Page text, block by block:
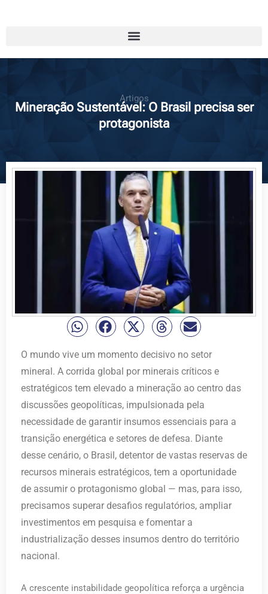
Artigos
Mineração Sustentável: O Brasil precisa ser
protagonista
O mundo vive um momento decisivo no setor
mineral. A corrida global por minerais críticos e
estratégicos tem elevado a mineração ao centro das
discussões geopolíticas, impulsionada pela
necessidade de garantir insumos essenciais para a
transição energética e setores de defesa. Diante
desse cenário, o Brasil, detentor de vastas reservas de
recursos minerais estratégicos, tem a oportunidade
de assumir o protagonismo global — mas, para isso,
precisamos superar desafios regulatórios, ampliar
investimentos em pesquisa e fomentar a
industrialização desses insumos dentro do território
nacional.
A crescente instabilidade geopolítica reforça a urgência